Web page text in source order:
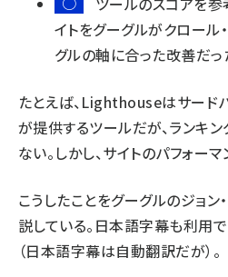
イトをグーグルがクロール
グルの軸に合った改善だっ
たとえば、Lighthouseはサード
が提供するツールだが、ランキ
ない。しかし、サイトのパフォー
こうしたことをグーグルのジョ
説している。日本語字幕も利用
（日本語字幕は自動翻訳だが）。